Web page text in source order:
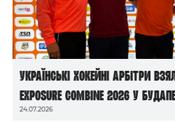
Українські хокейні арбітри
Exposure Combine 2026 у
24.07.2026